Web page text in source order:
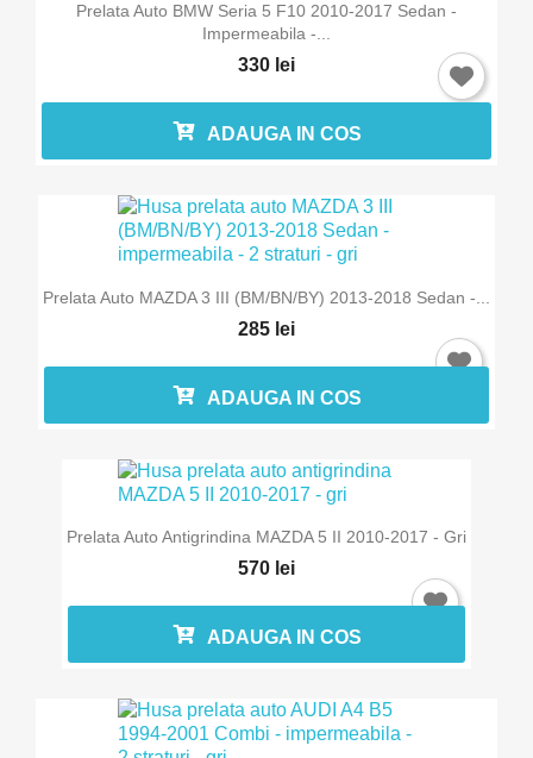
Prelata Auto BMW Seria 5 F10 2010-2017 Sedan -
Impermeabila -...
330 lei
ADAUGA IN COS
Prelata Auto MAZDA 3 III (BM/BN/BY) 2013-2018 Sedan -...
285 lei
ADAUGA IN COS
Prelata Auto Antigrindina MAZDA 5 II 2010-2017 - Gri
570 lei
ADAUGA IN COS